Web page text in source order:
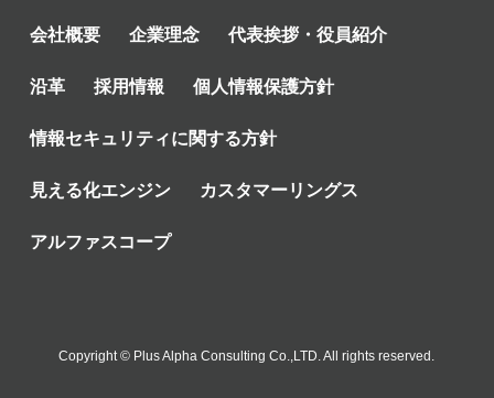
会社概要 企業理念 代表挨拶・役員紹介
沿革 採用情報 個人情報保護方針
情報セキュリティに関する方針
見える化エンジン カスタマーリングス
アルファスコープ
Copyright © Plus Alpha Consulting Co.,LTD. All rights reserved.